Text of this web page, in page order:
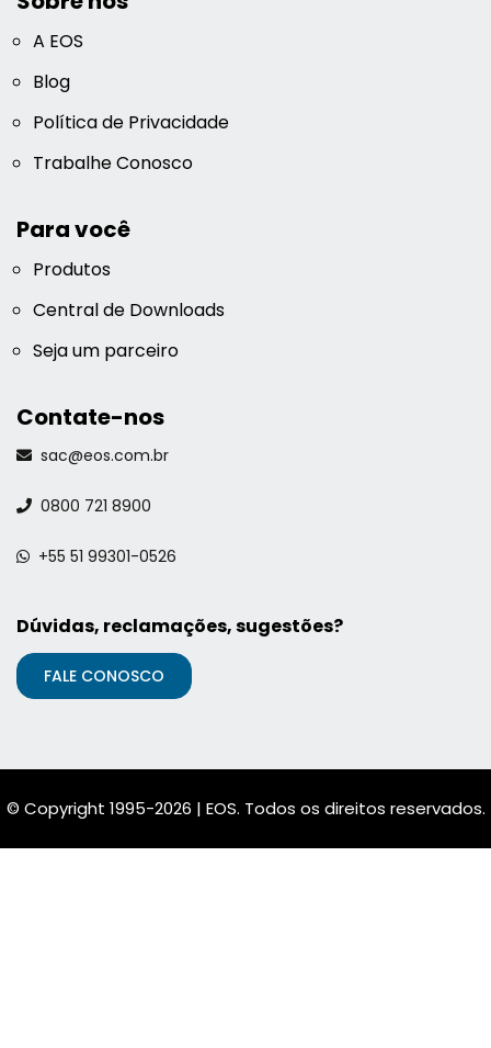
A EOS
Blog
Política de Privacidade
Trabalhe Conosco
Para você
Produtos
Central de Downloads
Seja um parceiro
Contate-nos
sac@eos.com.br
0800 721 8900
+55 51 99301-0526
Dúvidas, reclamações, sugestões?
FALE CONOSCO
© Copyright 1995-2026 | EOS. Todos os direitos reservados.